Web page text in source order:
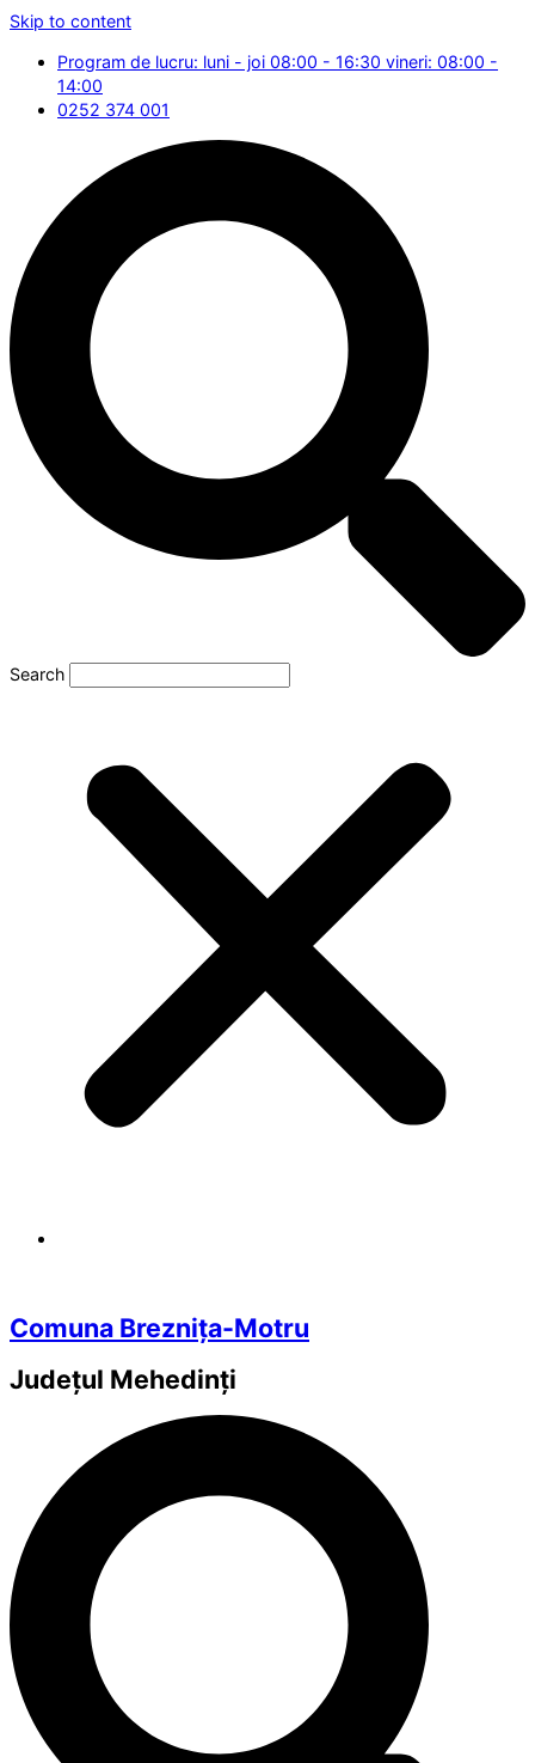
Skip to content
Program de lucru: luni - joi 08:00 - 16:30 vineri: 08:00 -
14:00
0252 374 001
Search
Comuna Breznița-Motru
Județul Mehedinți